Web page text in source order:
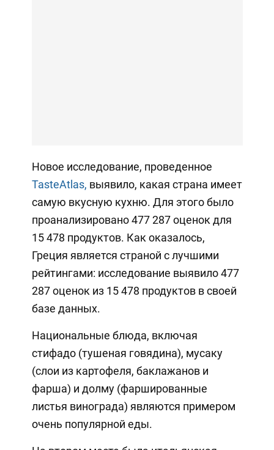
Новое исследование, проведенное
TasteAtlas, выявило, какая страна имеет
самую вкусную кухню. Для этого было
проанализировано 477 287 оценок для
15 478 продуктов. Как оказалось,
Греция является страной с лучшими
рейтингами: исследование выявило 477
287 оценок из 15 478 продуктов в своей
базе данных.
Национальные блюда, включая
стифадо (тушеная говядина), мусаку
(слои из картофеля, баклажанов и
фарша) и долму (фаршированные
листья винограда) являются примером
очень популярной еды.